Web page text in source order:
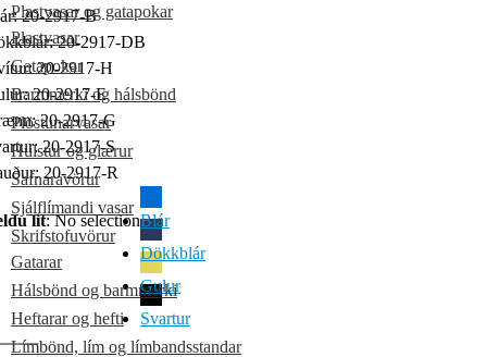
Plastvasar og gatapokar
Plastvasar
Gatapokar
Barmmerki og hálsbönd
Plöstunarvasar
Hulstur og glærur
Safnaravörur
Sjálflímandi vasar
Skrifstofuvörur
Gatarar
Hálsbönd og barmmerki
Heftarar og hefti
Límbönd, lím og límbandsstandar
20-2917-B
20-2917-DB
20-2917-H
20-2917-E
20-2917-G
20-2917-S
20-2917-R
lit: No selectionBlár
Dökkblár
Gulur
Svartur